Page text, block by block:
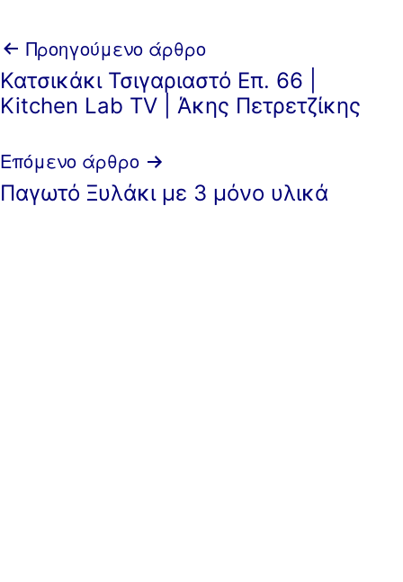
Πλοήγηση
άρθρων
Προηγούμενο άρθρο
Κατσικάκι Τσιγαριαστό Επ. 66 |
Kitchen Lab TV | Άκης Πετρετζίκης
Επόμενο άρθρο
Παγωτό Ξυλάκι με 3 μόνο υλικά